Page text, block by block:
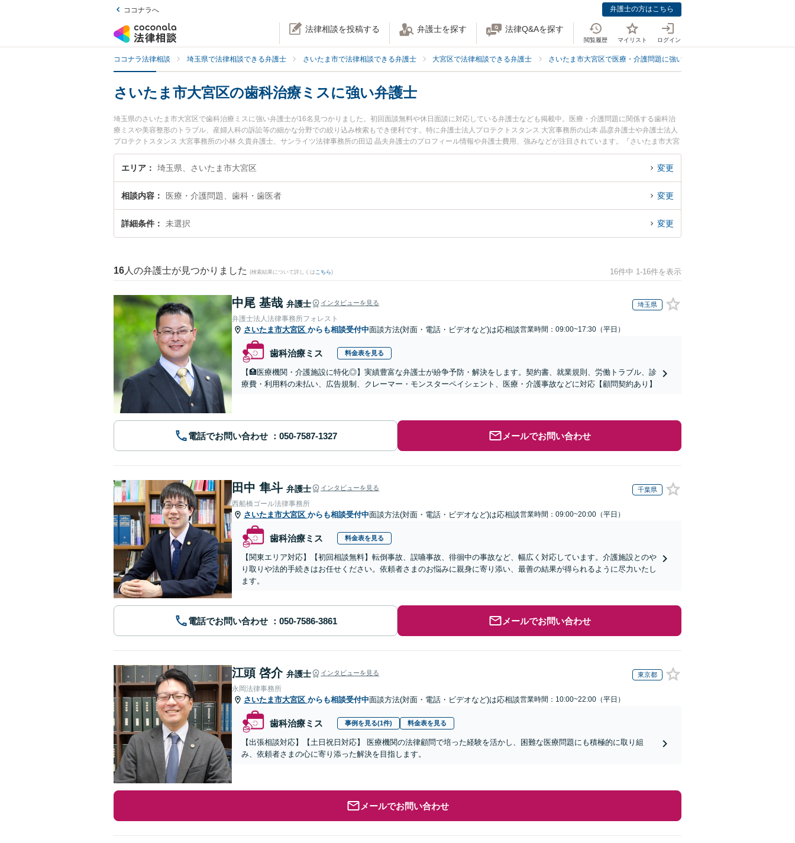
ココナラへ 弁護士の方はこちら
法律相談を投稿する 弁護士を探す 法律Q&Aを探す
閲覧履歴 マイリスト ログイン
ココナラ法律相談 埼玉県で法律相談できる弁護士 さいたま市で法律相談できる弁護士 大宮区で法律相談できる弁護士 さいたま市大宮区で医療・介護問題に強い弁護士
さいたま市大宮区の歯科治療ミスに強い弁護士
埼玉県のさいたま市大宮区で歯科治療ミスに強い弁護士が16名見つかりました。初回面談無料や休日面談に対応している弁護士なども掲載中。医療・介護問題に関係する歯科治
療ミスや美容整形のトラブル、産婦人科の訴訟等の細かな分野での絞り込み検索もでき便利です。特に弁護士法人プロテクトスタンス 大宮事務所の山本 晶彦弁護士や弁護士法人
プロテクトスタンス 大宮事務所の小林 久貴弁護士、サンライツ法律事務所の田辺 晶夫弁護士のプロフィール情報や弁護士費用、強みなどが注目されています。『さいたま市大宮
区で土日や夜間に発生した歯科治療ミスのトラブルを今すぐに弁護士に相談したい』『歯科治療ミスのトラブル解決の実績豊富な近くの弁護士を検索したい』『初回相談無料で歯
科治療ミスを法律相談できるさいたま市大宮区内の弁護士に相談予約したい』などでお困りの相談者さんにおすすめです。
エリア 埼玉県、さいたま市大宮区 変更
相談内容 医療・介護問題、歯科・歯医者 変更
詳細条件 未選択 変更
16 人の弁護士が見つかりました (検索結果について詳しくは こちら) 16件中 1-16件を表示
中尾 基哉 弁護士 インタビューを見る 埼玉県
弁護士法人法律事務所フォレスト
さいたま市大宮区 からも相談受付中面談方法(対面・電話・ビデオなど)は応相談営業時間：09:00~17:30（平日）
歯科治療ミス 料金表を見る
【🏥医療機関・介護施設に特化◎】実績豊富な弁護士が紛争予防・解決をします。契約書、就業規則、労働トラブル、診
療費・利用料の未払い、広告規制、クレーマー・モンスターペイシェント、医療・介護事故などに対応【顧問契約あり】
電話でお問い合わせ メールでお問い合わせ
田中 隼斗 弁護士 インタビューを見る 千葉県
西船橋ゴール法律事務所
さいたま市大宮区 からも相談受付中面談方法(対面・電話・ビデオなど)は応相談営業時間：09:00~20:00（平日）
歯科治療ミス 料金表を見る
【関東エリア対応】【初回相談無料】転倒事故、誤嚥事故、徘徊中の事故など、幅広く対応しています。介護施設とのや
り取りや法的手続きはお任せください。依頼者さまのお悩みに親身に寄り添い、最善の結果が得られるように尽力いたし
ます。
電話でお問い合わせ メールでお問い合わせ
江頭 啓介 弁護士 インタビューを見る 東京都
永岡法律事務所
さいたま市大宮区 からも相談受付中面談方法(対面・電話・ビデオなど)は応相談営業時間：10:00~22:00（平日）
歯科治療ミス 事例を見る(1件) 料金表を見る
【出張相談対応】【土日祝日対応】 医療機関の法律顧問で培った経験を活かし、困難な医療問題にも積極的に取り組
み、依頼者さまの心に寄り添った解決を目指します。
メールでお問い合わせ